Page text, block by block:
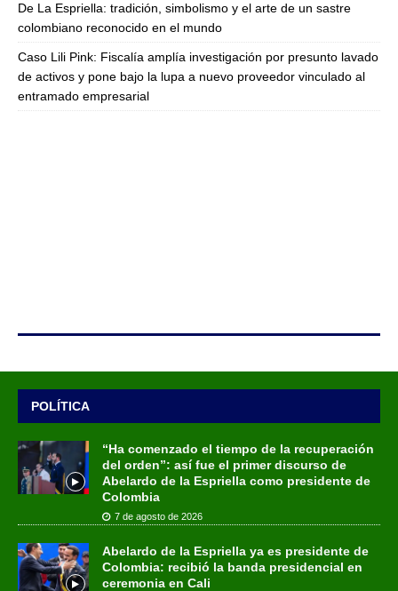
De La Espriella: tradición, simbolismo y el arte de un sastre
colombiano reconocido en el mundo
Caso Lili Pink: Fiscalía amplía investigación por presunto lavado
de activos y pone bajo la lupa a nuevo proveedor vinculado al
entramado empresarial
POLÍTICA
“Ha comenzado el tiempo de la recuperación
del orden”: así fue el primer discurso de
Abelardo de la Espriella como presidente de
Colombia
7 de agosto de 2026
Abelardo de la Espriella ya es presidente de
Colombia: recibió la banda presidencial en
ceremonia en Cali